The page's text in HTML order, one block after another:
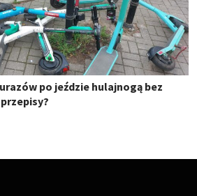
po jeździe hulajnogą bez